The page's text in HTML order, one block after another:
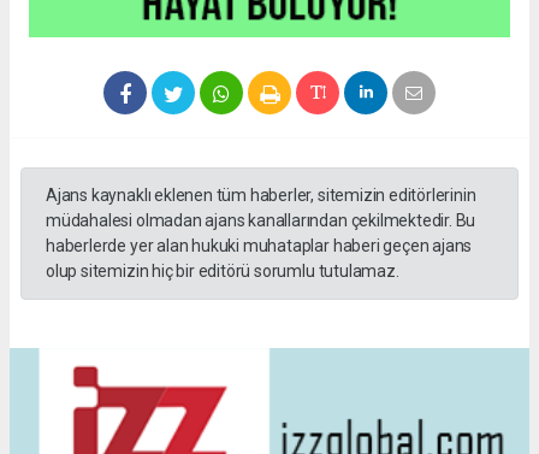
Ajans kaynaklı eklenen tüm haberler, sitemizin editörlerinin
müdahalesi olmadan ajans kanallarından çekilmektedir. Bu
haberlerde yer alan hukuki muhataplar haberi geçen ajans
olup sitemizin hiç bir editörü sorumlu tutulamaz.